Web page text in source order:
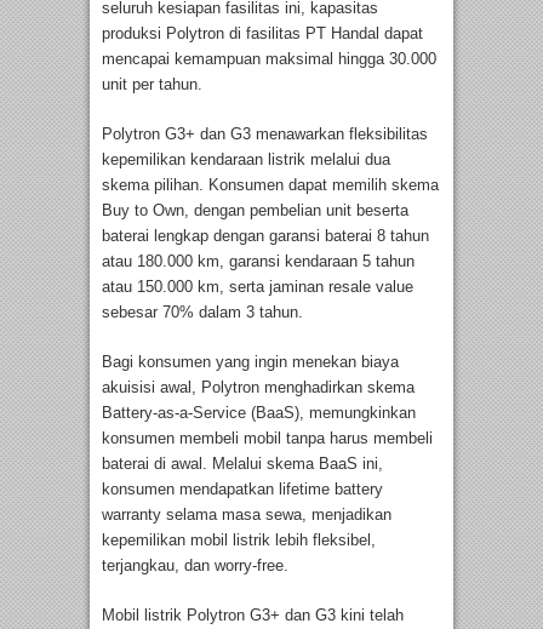
seluruh kesiapan fasilitas ini, kapasitas
produksi Polytron di fasilitas PT Handal dapat
mencapai kemampuan maksimal hingga 30.000
unit per tahun.
Polytron G3+ dan G3 menawarkan fleksibilitas
kepemilikan kendaraan listrik melalui dua
skema pilihan. Konsumen dapat memilih skema
Buy to Own, dengan pembelian unit beserta
baterai lengkap dengan garansi baterai 8 tahun
atau 180.000 km, garansi kendaraan 5 tahun
atau 150.000 km, serta jaminan resale value
sebesar 70% dalam 3 tahun.
Bagi konsumen yang ingin menekan biaya
akuisisi awal, Polytron menghadirkan skema
Battery-as-a-Service (BaaS), memungkinkan
konsumen membeli mobil tanpa harus membeli
baterai di awal. Melalui skema BaaS ini,
konsumen mendapatkan lifetime battery
warranty selama masa sewa, menjadikan
kepemilikan mobil listrik lebih fleksibel,
terjangkau, dan worry-free.
Mobil listrik Polytron G3+ dan G3 kini telah